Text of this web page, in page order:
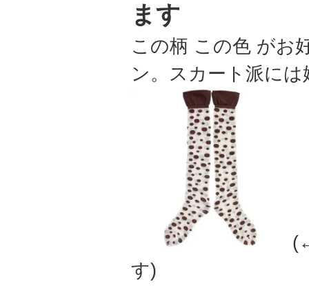
ます
この柄 この色 がお
ン。スカート派に
す)